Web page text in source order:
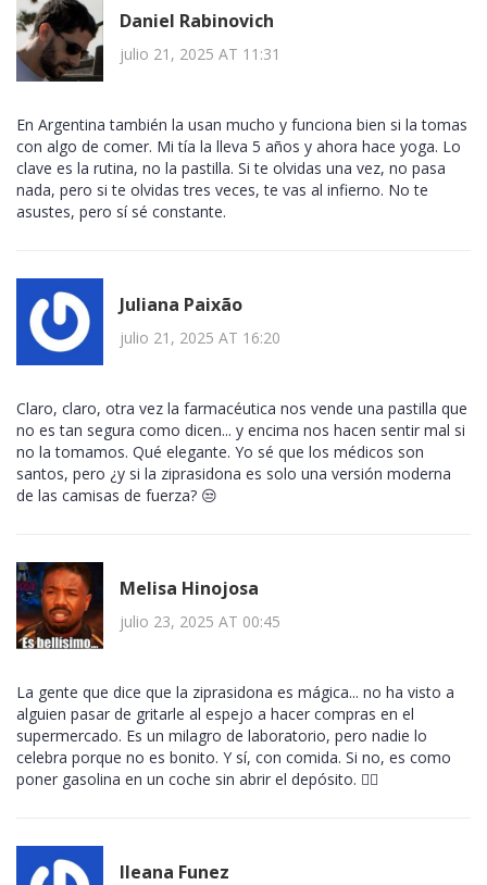
Daniel Rabinovich
julio 21, 2025 AT 11:31
En Argentina también la usan mucho y funciona bien si la tomas
con algo de comer. Mi tía la lleva 5 años y ahora hace yoga. Lo
clave es la rutina, no la pastilla. Si te olvidas una vez, no pasa
nada, pero si te olvidas tres veces, te vas al infierno. No te
asustes, pero sí sé constante.
Juliana Paixão
julio 21, 2025 AT 16:20
Claro, claro, otra vez la farmacéutica nos vende una pastilla que
no es tan segura como dicen... y encima nos hacen sentir mal si
no la tomamos. Qué elegante. Yo sé que los médicos son
santos, pero ¿y si la ziprasidona es solo una versión moderna
de las camisas de fuerza? 😒
Melisa Hinojosa
julio 23, 2025 AT 00:45
La gente que dice que la ziprasidona es mágica... no ha visto a
alguien pasar de gritarle al espejo a hacer compras en el
supermercado. Es un milagro de laboratorio, pero nadie lo
celebra porque no es bonito. Y sí, con comida. Si no, es como
poner gasolina en un coche sin abrir el depósito. 🤦‍♀️
Ileana Funez